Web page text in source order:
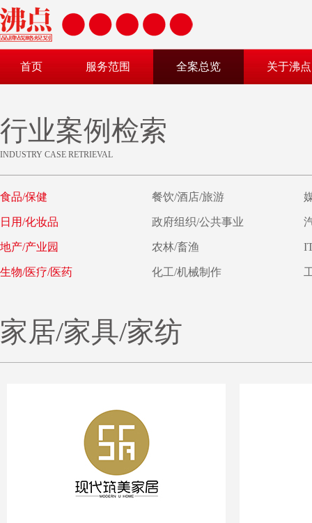
首页 服务范围 全案总览 关于沸点
行业案例检索
INDUSTRY CASE RETRIEVAL
食品/保健 餐饮/酒店/旅游
日用/化妆品 政府组织/公共事业
地产/产业园 农林/畜渔
生物/医疗/医药 化工/机械制作
家居/家具/家纺